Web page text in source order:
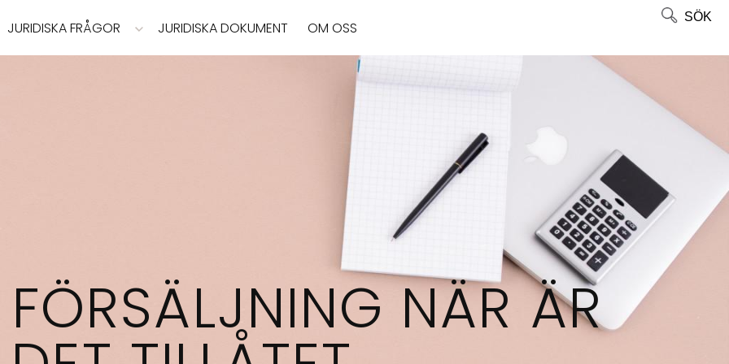
JURIDISKA FRÅGOR JURIDISKA DOKUMENT OM OSS
SÖK
FÖRSÄLJNING NÄR ÄR